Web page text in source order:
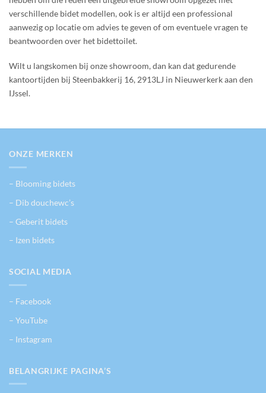
verschillende bidet modellen, ook is er altijd een professional
aanwezig op locatie om advies te geven of om eventuele vragen te
beantwoorden over het bidettoilet.
Wilt u langskomen bij onze showroom, dan kan dat gedurende
kantoortijden bij Steenbakkerij 16, 2913LJ in Nieuwerkerk aan den
IJssel.
ONZE MERKEN
– Blooming bidets
– Dib douchewc’s
– Geberit bidets
– Izen bidets
SOCIAL MEDIA
– Facebook
– YouTube
– Instagram
BELANGRIJKE PAGINA’S